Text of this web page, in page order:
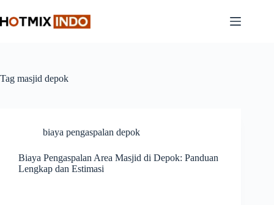
to
content
Tag masjid depok
biaya pengaspalan depok
Biaya Pengaspalan Area Masjid di Depok: Panduan
Lengkap dan Estimasi